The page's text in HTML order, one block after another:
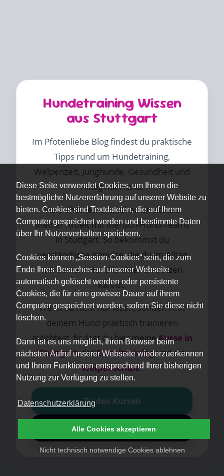
Diese Seite verwendet Cookies, um Ihnen die
bestmögliche Nutzererfahrung auf unserer Website zu
bieten. Cookies sind Textdateien, die auf Ihrem
Computer gespeichert werden und bestimmte Daten
über Ihr Nutzerverhalten speichern.
Cookies können „Session-Cookies“ sein, die zum
Ende Ihres Besuches auf unserer Webseite
automatisch gelöscht werden oder persistente
Cookies, die für eine gewisse Dauer auf ihrem
Computer gespeichert werden, sofern Sie diese nicht
löschen.
Dann ist es uns möglich, Ihren Browser beim
nächsten Aufruf unserer Webseite wiederzuerkennen
und Ihnen Funktionen entsprechend Ihrer bisherigen
Nutzung zur Verfügung zu stellen.
Datenschutzerklärung
Nicht technisch notwendige Cookies ablehnen
Alle Cookies akzeptieren
Hundetraining Wissen
aus Stuttgart
Im Pfotenliebe Blog findest du praktische
Tipps rund um Hundetraining,
Welpenzeit, Junghunde, Gesundheit und
Alltag mit Hund.
Viele Themen entstehen direkt aus
meiner Arbeit mit Mensch-Hund-Teams
in Stuttgart. So bekommst du
verständliche Impulse, die du im Alltag
mit deinem Hund leichter umsetzen
kannst.
Wenn du nicht nur lesen, sondern mit
deinem Hund praktisch trainieren
möchtest, findest du hier meineKurse in
Stuttgart, dasEinzeltrainingund die
Welpenschule.
Zu den Kursen
Kontakt aufnehmen